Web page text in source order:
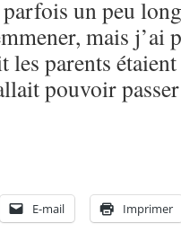
un peu
mais j’ai
parents
pouvoir
E-mail Imprimer